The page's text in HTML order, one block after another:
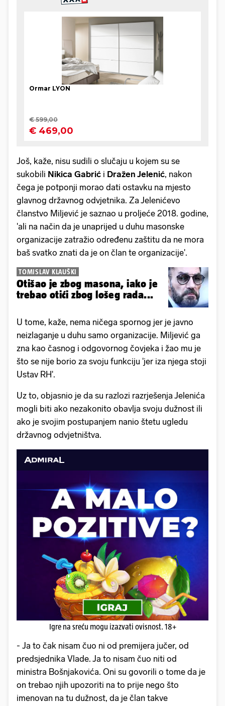
Još, kaže, nisu sudili o slučaju u kojem su se
sukobili Nikica Gabrić i Dražen Jelenić, nakon
čega je potponji morao dati ostavku na mjesto
glavnog državnog odvjetnika. Za Jelenićevo
članstvo Miljević je saznao u proljeće 2018. godine,
'ali na način da je unaprijed u duhu masonske
organizacije zatražio određenu zaštitu da ne mora
baš svatko znati da je on član te organizacije'.
TOMISLAV KLAUŠKI
Otišao je zbog masona, iako je
trebao otići zbog lošeg rada...
U tome, kaže, nema ničega spornog jer je javno
neizlaganje u duhu samo organizacije. Miljević ga
zna kao časnog i odgovornog čovjeka i žao mu je
što se nije borio za svoju funkciju 'jer iza njega stoji
Ustav RH'.
Uz to, objasnio je da su razlozi razrješenja Jelenića
mogli biti ako nezakonito obavlja svoju dužnost ili
ako je svojim postupanjem nanio štetu ugledu
državnog odvjetništva.
Igre na sreću mogu izazvati ovisnost. 18+
- Ja to čak nisam čuo ni od premijera jučer, od
predsjednika Vlade. Ja to nisam čuo niti od
ministra Bošnjakovića. Oni su govorili o tome da je
on trebao njih upozoriti na to prije nego što
imenovan na tu dužnost, da je član takve